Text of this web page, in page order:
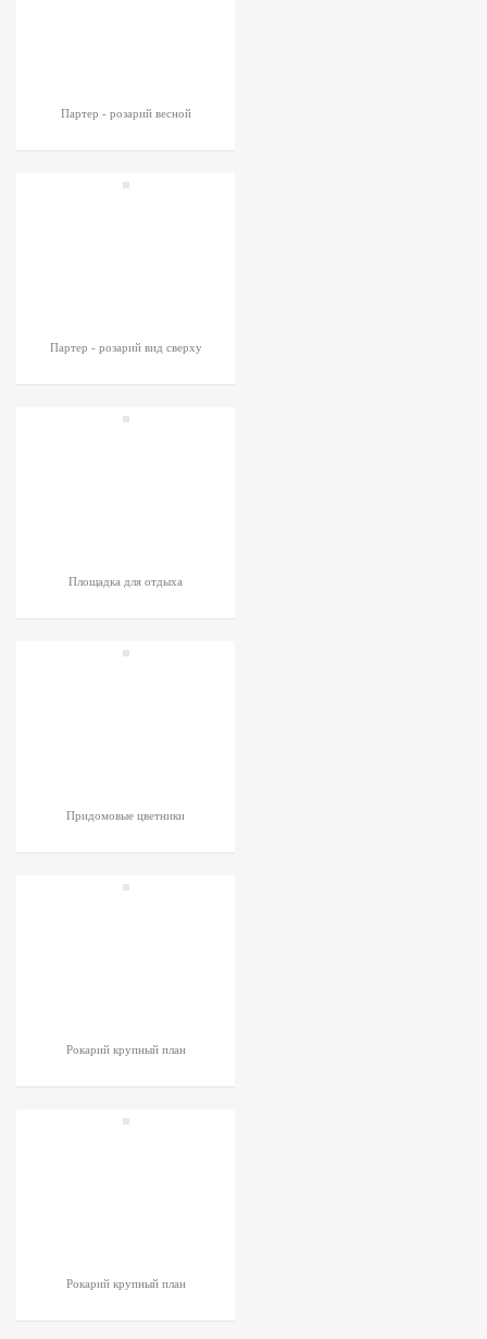
Партер - розарий весной
Партер - розарий вид сверху
Площадка для отдыха
Придомовые цветники
Рокарий крупный план
Рокарий крупный план